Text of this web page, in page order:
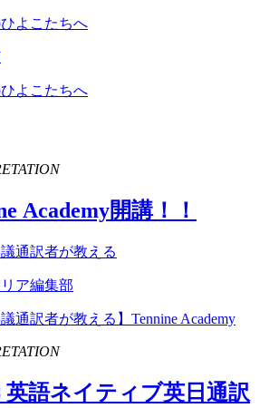
よこたちへ
よこたちへ
Academy開講！！
議通訳者が教える
ア編集部
議通訳者が教える】Tennine Academy
英語ネイティブ英日通訳